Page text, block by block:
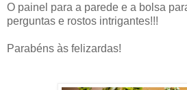
O painel para a parede e a bolsa
perguntas e rostos intrigantes!!!
Parabéns às felizardas!